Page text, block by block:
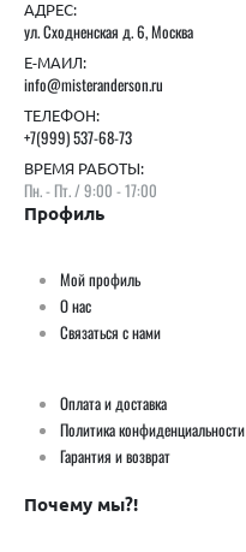
АДРЕС:
ул. Сходненская д. 6, Москва
Е-МАИЛ:
info@misteranderson.ru
ТЕЛЕФОН:
+7(999) 537-68-73
ВРЕМЯ РАБОТЫ:
Пн. - Пт. / 9:00 - 17:00
Профиль
Мой профиль
О нас
Связаться с нами
Оплата и доставка
Политика конфиденциальности
Гарантия и возврат
Почему мы?!